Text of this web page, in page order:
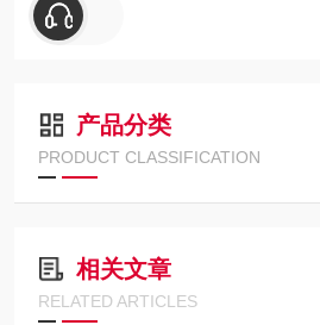
产品分类
PRODUCT CLASSIFICATION
相关文章
RELATED ARTICLES